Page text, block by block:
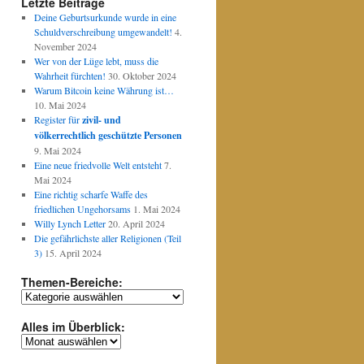
Deine Geburtsurkunde wurde in eine
Schuldverschreibung umgewandelt! 4.
November 2024
Wer von der Lüge lebt, muss die
Wahrheit fürchten! 30. Oktober 2024
Warum Bitcoin keine Währung ist…
10. Mai 2024
Register fürzivil- und
völkerrechtlich geschützte Personen
9. Mai 2024
Eine neue friedvolle Welt entsteht 7.
Mai 2024
Eine richtig scharfe Waffe des
friedlichen Ungehorsams 1. Mai 2024
Willy Lynch Letter 20. April 2024
Die gefährlichste aller Religionen (Teil
3) 15. April 2024
Themen-Bereiche:
Themen-
Alles im Überblick:
Alles